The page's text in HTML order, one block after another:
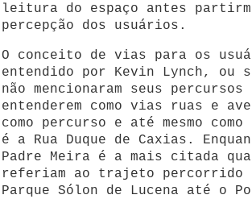
leitura do espaço antes
percepção dos usuários.
O conceito de vias para os
entendido por Kevin Lynch, ou
não mencionaram seus
entenderem como vias ruas e
como percurso e até mesmo
é a Rua Duque de Caxias.
Padre Meira é a mais citada
referiam ao trajeto percorrido
Parque Sólon de Lucena até o